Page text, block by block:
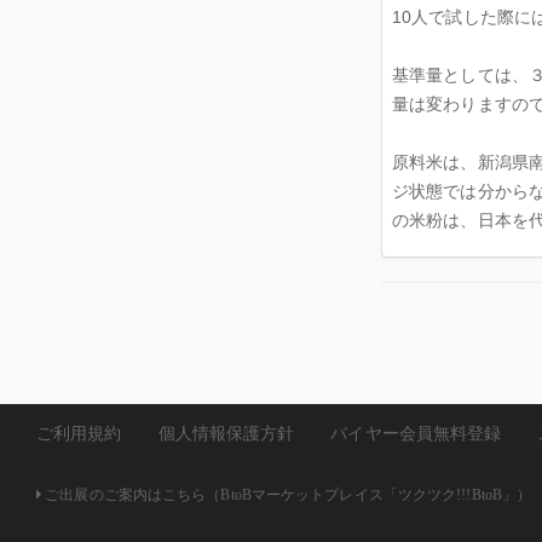
10人で試した際に
基準量としては、
量は変わりますの
原料米は、新潟県
ジ状態では分から
の米粉は、日本を
ご利用規約 個人情報保護方針 バイヤー会員無料登録
ご出展のご案内はこちら（BtoBマーケットプレイス「ツクツク!!!BtoB」）